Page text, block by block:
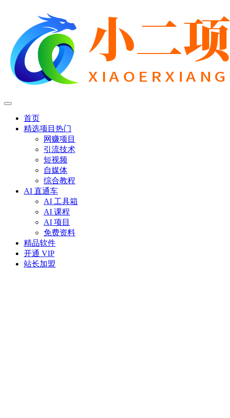
首页
精选项目 热门
网赚项目
引流技术
短视频
自媒体
综合教程
AI 直通车
AI 工具箱
AI 课程
AI 项目
免费资料
精品软件
开通 VIP
站长加盟